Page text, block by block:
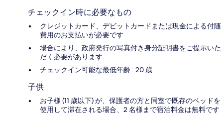
チェックイン時に必要なもの
クレジットカード、デビットカードまたは現金による付随
費用のお支払いが必要です
場合により、政府発行の写真付き身分証明書をご提示いた
だく必要があります
チェックイン可能な最低年齢 : 20 歳
子供
お子様 (11 歳以下) が、保護者の方と同室で既存のベッドを
使用して滞在される場合、2 名様まで宿泊料金は無料です